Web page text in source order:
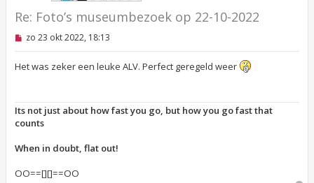
Re: Foto’s museumbezoek op 22-10-2022
O
e
e
n
b
r
i
h
zo 23 okt 2022, 18:13
Het was zeker een leuke ALV. Perfect geregeld weer
Its not just about how fast you go, but how you go fast that
counts
When in doubt, flat out!
OO==[][]==OO